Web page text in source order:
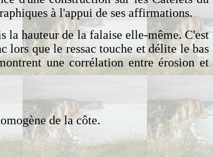
à l'appui de ses affirmations.
la hauteur de la falaise elle-même. C'est
lors que le ressac touche et délite le bas
une corrélation entre érosion et
de la côte.